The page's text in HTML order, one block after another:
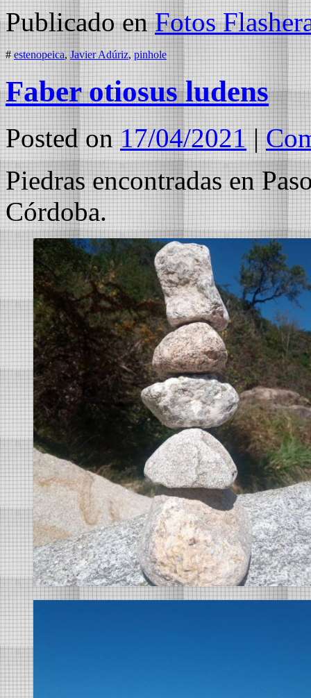
Publicado en Fotos
# estenopeica, Javier Adúriz,pinhole
Faber otiosus ludens
Posted on 17/04/2021 |
Piedras encontradas en
Córdoba.